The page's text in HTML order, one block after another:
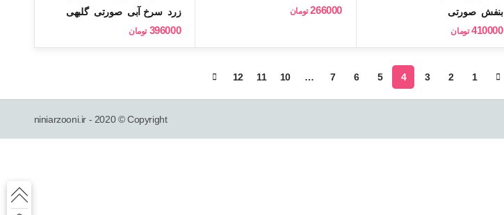
بنفش صورتی
410000 تومان
266000 تومان زرد سرخ آبی صورتی گلبهی
396000 تومان
1
2
3
4
5
6
7
…
10
11
12
niniarzooni.ir - 2020 © Copyright